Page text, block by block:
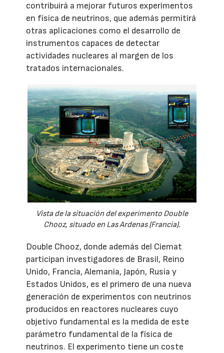
contribuirá a mejorar futuros experimentos
en física de neutrinos, que además permitirá
otras aplicaciones como el desarrollo de
instrumentos capaces de detectar
actividades nucleares al margen de los
tratados internacionales.
Vista de la situación del experimento Double
Chooz, situado en Las Ardenas (Francia).
Double Chooz, donde además del Ciemat
participan investigadores de Brasil, Reino
Unido, Francia, Alemania, Japón, Rusia y
Estados Unidos, es el primero de una nueva
generación de experimentos con neutrinos
producidos en reactores nucleares cuyo
objetivo fundamental es la medida de este
parámetro fundamental de la física de
neutrinos. El experimento tiene un coste